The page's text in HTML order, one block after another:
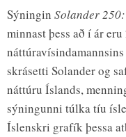
Sýningin Solander
minnast þess að í ár
skrásetti Solander og
náttúru Íslands,
sýningunni túlka tíu
Íslenskri grafík þessa